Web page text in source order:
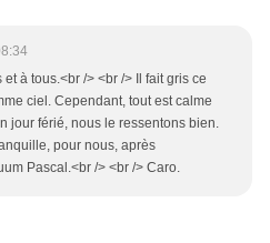
à tous.<br /> <br /> Il fait gris ce
ciel. Cependant, tout est calme
jour férié, nous le ressentons bien.
pour nous, après
Pascal.<br /> <br /> Caro.